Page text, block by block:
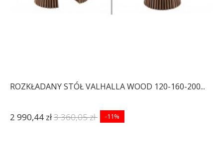
ROZKŁADANY STÓŁ VALHALLA WOOD 120-160-200...
2 990,44 zł3 360,05 zł -11%